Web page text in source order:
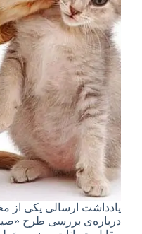
یادداشت ارسالی یکی از
درباره‌ی بررسی طرح